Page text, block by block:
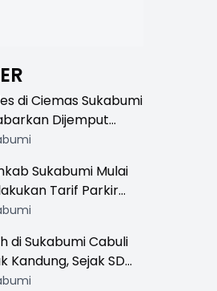
di Ciemas Sukabumi
Dijemput
Polisi
Sukabumi Mulai
Tarif Parkir
di 13 Lokasi Wisata,
di Sukabumi Cabuli
Kandung, Sejak SD
SMA